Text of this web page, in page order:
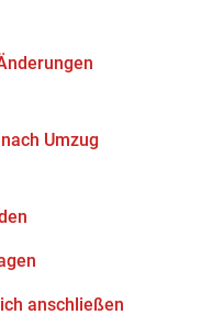
Umzug
anschließen